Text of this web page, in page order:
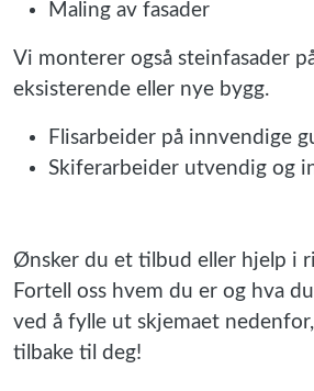
Maling av fasader
Vi monterer også steinfasader
eksisterende eller nye bygg.
Flisarbeider på innvendige
Skiferarbeider utvendig og
Ønsker du et tilbud eller hjelp i
Fortell oss hvem du er og hva
ved å fylle ut skjemaet
tilbake til deg!